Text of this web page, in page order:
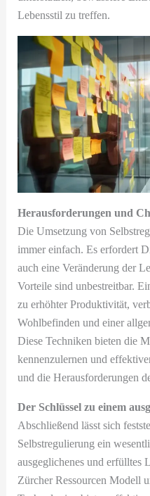
Lebensstil zu treffen.
Herausforderungen und
Die Umsetzung von
immer einfach. Es erfordert
auch eine Veränderung der
Vorteile sind unbestreitbar.
zu erhöhter Produktivität,
Wohlbefinden und einer
Diese Techniken bieten die
kennenzulernen und
und die Herausforderungen
Der Schlüssel zu einem
Abschließend lässt sich
Selbstregulierung ein
ausgeglichenes und erfülltes
Zürcher Ressourcen Modell